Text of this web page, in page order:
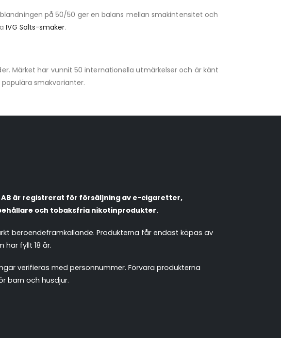
på 50/50 ger en balans mellan smakintensitet och
IVG Salts-smaker.
Märket har vunnit 50 internationella utmärkelser och är känt
smakvarianter.
är registrerat för försäljning av e-cigaretter,
och tobaksfria nikotinprodukter.
beroendeframkallande. Produkterna får endast köpas av
har fyllt 18 år.
verifieras med personnummer. Förvara produkterna
barn och husdjur.
Vitsnus Leverans & frakt